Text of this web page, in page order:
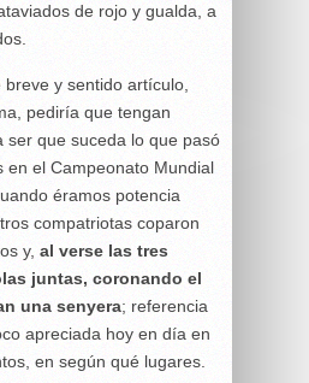
de rojo y gualda, a
y sentido artículo,
pediría que tengan
ser que suceda lo que pasó
en el Campeonato Mundial
éramos potencia
compatriotas coparon
y, al verse las tres
juntas, coronando el
una senyera; referencia
apreciada hoy en día en
en según qué lugares.